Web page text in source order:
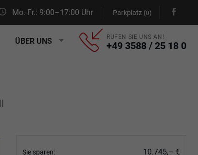
Mo.-Fr.: 9:00–17:00 Uhr Parkplatz (0)
ÜBER UNS RUFEN SIE UNS AN!
+49 3588 / 25 18 0
Sie sparen:
10.745,– €